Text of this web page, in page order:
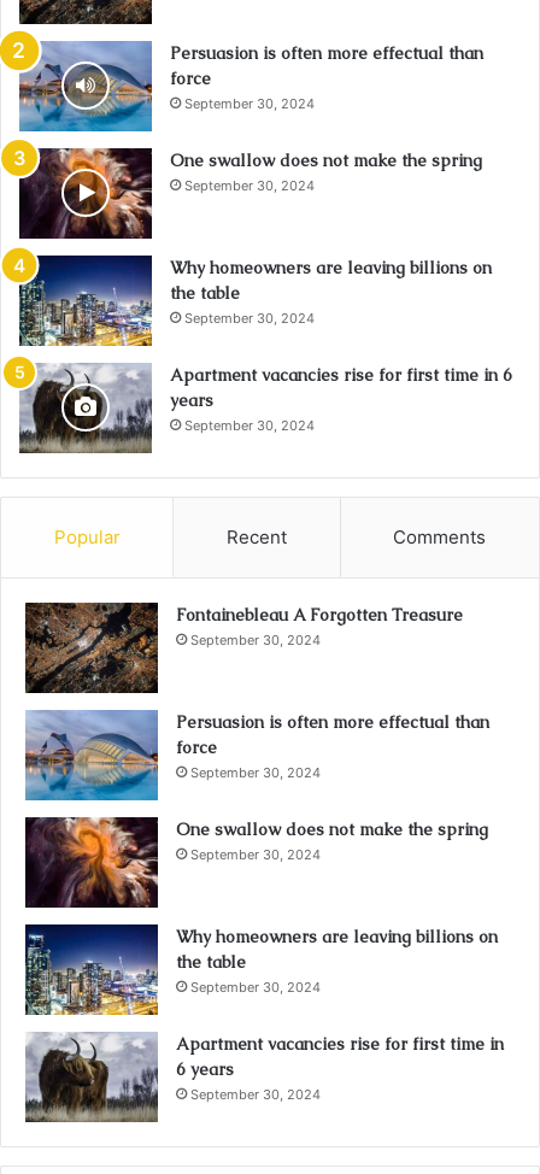
Persuasion is often more effectual than
force
September 30, 2024
One swallow does not make the spring
September 30, 2024
Why homeowners are leaving billions on
the table
September 30, 2024
Apartment vacancies rise for first time in 6
years
September 30, 2024
Popular Recent Comments
Fontainebleau A Forgotten Treasure
September 30, 2024
Persuasion is often more effectual than
force
September 30, 2024
One swallow does not make the spring
September 30, 2024
Why homeowners are leaving billions on
the table
September 30, 2024
Apartment vacancies rise for first time in
6 years
September 30, 2024